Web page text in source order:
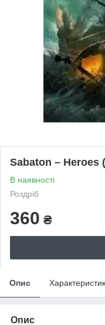
Sabaton – Heroes
В наявності
Роздріб
360 ₴
Опис
Опис